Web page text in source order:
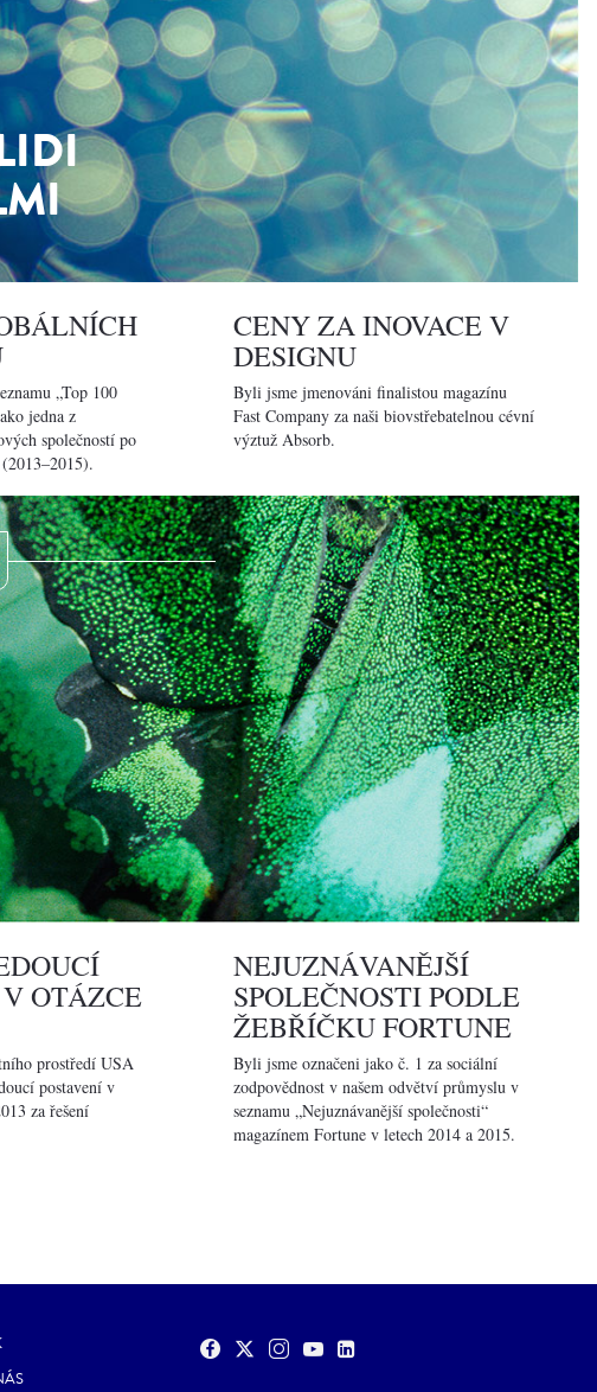
„Top 100
jedna z
společností po
CENY ZA INOVACE V
DESIGNU
Byli jsme jmenováni finalistou magazínu
Fast Company za naši biovstřebatelnou cévní
výztuž Absorb.
OTÁZCE
prostředí USA
postavení v
za řešení
NEJUZNÁVANĚJŠÍ
SPOLEČNOSTI PODLE
ŽEBŘÍČKU FORTUNE
Byli jsme označeni jako č. 1 za sociální
zodpovědnost v našem odvětví průmyslu v
seznamu „Nejuznávanější společnosti“
magazínem Fortune v letech 2014 a 2015.